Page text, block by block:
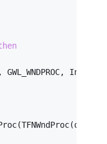
GWL_WNDPROC,